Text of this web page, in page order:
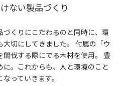
ない製品づくり
くりにこだわるのと同時に、環
切にしてきました。 付属の「ウ
間伐する際にでる木材を使用。 豊
。これからも、人と環境のこと
っていきます。